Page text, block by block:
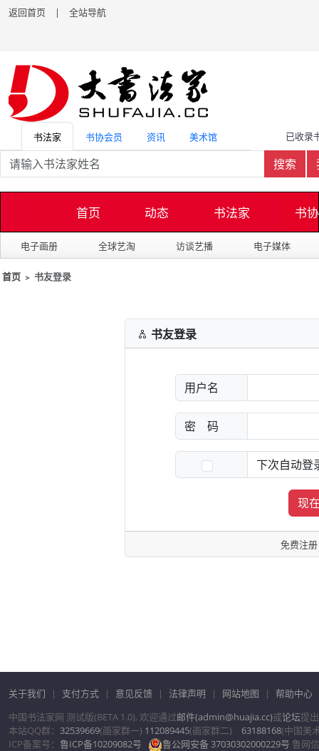
返回首页 | 全站导航
书法家 书协会员 资讯 美术馆 已收录
搜索
首页 动态 书法家 书
电子画册 全球艺淘 访谈艺播 电子媒体
首页 ﹥ 书友登录
书友登录
用户名
密 码
下次自动
现
免费注册
关于我们 | 支付方式 | 意见反馈 | 法律声明 | 网站地图 | 帮助中心
中国书法家网 测试版(BETA 1.0), 欢迎通过邮件(admin@huajia.cc)或论坛提
本站QQ群： 32539669(画家群一) 112089445(画家群二) 63188168(中国美
ICP备案号： 鲁ICP备10209082号 鲁公网安备 37030302000229号 鲁网